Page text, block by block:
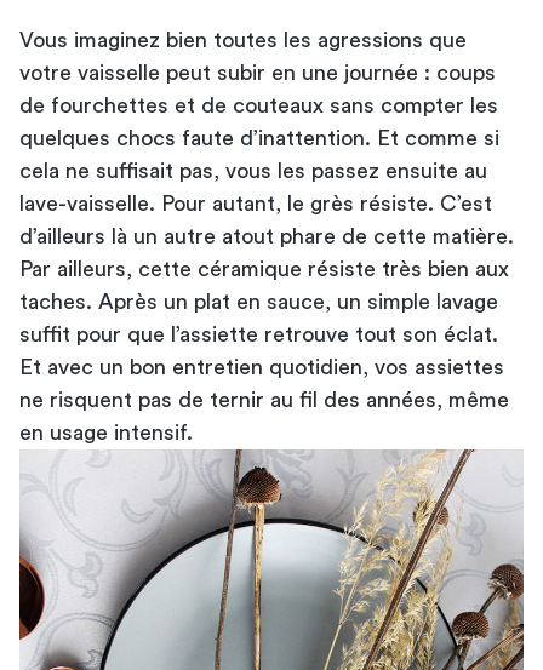
Vous imaginez bien toutes les agressions que
votre vaisselle peut subir en une journée : coups
de fourchettes et de couteaux sans compter les
quelques chocs faute d’inattention. Et comme si
cela ne suffisait pas, vous les passez ensuite au
lave-vaisselle. Pour autant, le grès résiste. C’est
d’ailleurs là un autre atout phare de cette matière.
Par ailleurs, cette céramique résiste très bien aux
taches. Après un plat en sauce, un simple lavage
suffit pour que l’assiette retrouve tout son éclat.
Et avec un bon entretien quotidien, vos assiettes
ne risquent pas de ternir au fil des années, même
en usage intensif.